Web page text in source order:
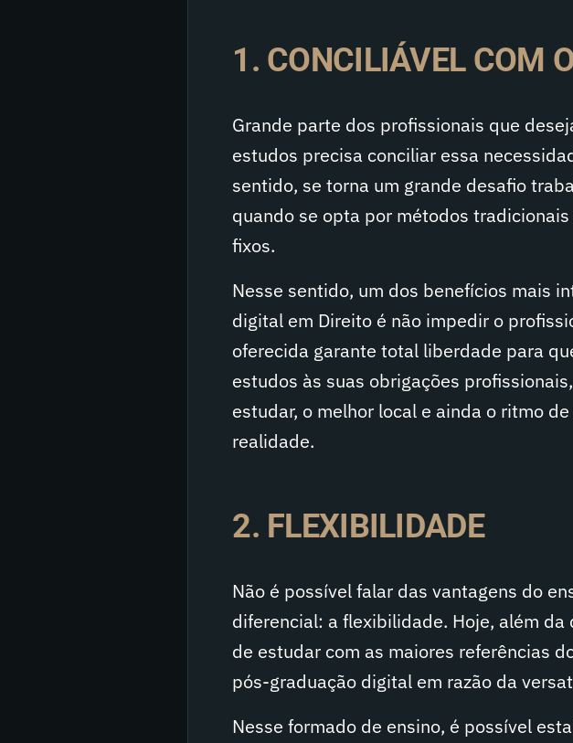
1. CONCILIÁVEL COM
Grande parte dos profissionais que
estudos precisa conciliar essa
sentido, se torna um grande desafio
quando se opta por métodos
fixos.
Nesse sentido, um dos benefícios mais
digital em Direito é não impedir o
oferecida garante total liberdade para
estudos às suas obrigações
estudar, o melhor local e ainda o ritmo
realidade.
2. FLEXIBILIDADE
Não é possível falar das vantagens do
diferencial: a flexibilidade. Hoje, além
de estudar com as maiores referências
pós-graduação digital em razão da
Nesse formado de ensino, é possível